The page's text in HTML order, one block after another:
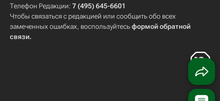
Телефон Редакции: 7 (495) 645-6601
Чтобы связаться с редакцией или сообщить обо всех
замеченных ошибках, воспользуйтесьформой обратной
связи.